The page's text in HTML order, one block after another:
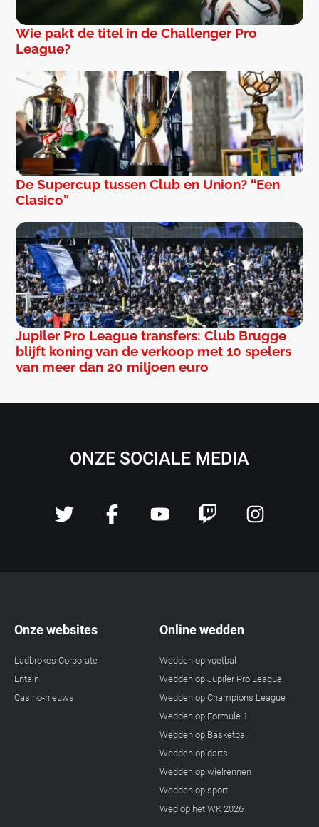
Wie pakt de titel in de Challenger Pro
League?
De Supercup tussen Club en Union? “Een
Clasico”
Jupiler Pro League transfers: Club Brugge
blijft koning van de verkoop met 10 spelers
van meer dan 20 miljoen euro
ONZE SOCIALE MEDIA
Onze websites
Ladbrokes Corporate
Entain
Casino-nieuws
Online wedden
Wedden op voetbal
Wedden op Jupiler Pro League
Wedden op Champions League
Wedden op Formule 1
Wedden op Basketbal
Wedden op darts
Wedden op wielrennen
Wedden op sport
Wed op het WK 2026